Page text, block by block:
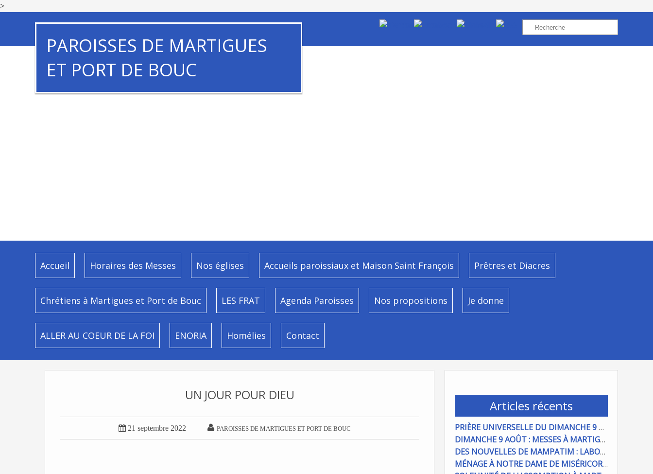
>
PAROISSES DE MARTIGUES
ET PORT DE BOUC
Accueil Horaires des Messes Nos églises Accueils paroissiaux et Maison Saint François Prêtres et Diacres
Chrétiens à Martigues et Port de Bouc LES FRAT Agenda Paroisses Nos propositions Je donne
ALLER AU COEUR DE LA FOI ENORIA Homélies Contact
Articles récents
PRIÈRE UNIVERSELLE DU DIMANCHE 9 AOÜT
DIMANCHE 9 AOÛT : MESSES À MARTIGUES ET PORT DE BOUC
DES NOUVELLES DE MAMPATIM : LABOUR DU CHAMP PAROISSIAL
MÉNAGE À NOTRE DAME DE MISÉRICORDE : ON COMPTE SUR VOUS !
UN JOUR POUR DIEU
 21 septembre 2022  PAROISSES DE MARTIGUES ET PORT DE BOUC